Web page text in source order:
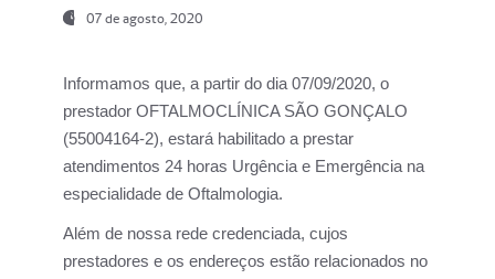
07 de agosto, 2020
Informamos que, a partir do dia 07/09/2020, o
prestador OFTALMOCLÍNICA SÃO GONÇALO
(55004164-2), estará habilitado a prestar
atendimentos 24 horas Urgência e Emergência na
especialidade de Oftalmologia.
Além de nossa rede credenciada, cujos
prestadores e os endereços estão relacionados no